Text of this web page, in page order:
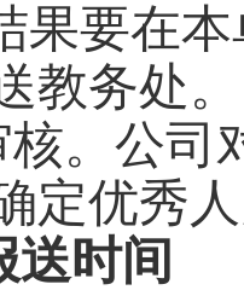
果要在
教务处。
核。公
定优秀
送时间